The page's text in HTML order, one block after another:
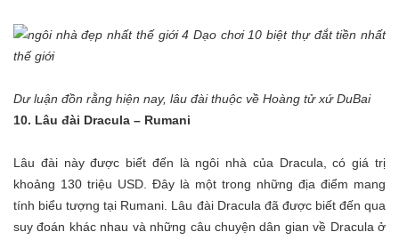
Dư luận đồn rằng hiện nay, lâu đài thuộc về Hoàng tử xứ DuBai
10. Lâu đài Dracula – Rumani
Lâu đài này được biết đến là ngôi nhà của Dracula, có giá trị
khoảng 130 triệu USD. Đây là một trong những địa điểm mang
tính biểu tượng tại Rumani. Lâu đài Dracula đã được biết đến qua
suy đoán khác nhau và những câu chuyện dân gian về Dracula ở